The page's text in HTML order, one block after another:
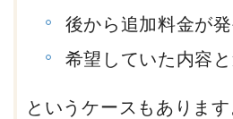
後から追加料金が
希望していた内容
というケースもあります